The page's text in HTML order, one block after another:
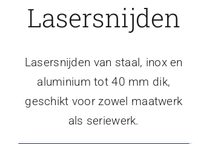
Lasersnijden
Lasersnijden van staal, inox en
aluminium tot 40 mm dik,
geschikt voor zowel maatwerk
als seriewerk.